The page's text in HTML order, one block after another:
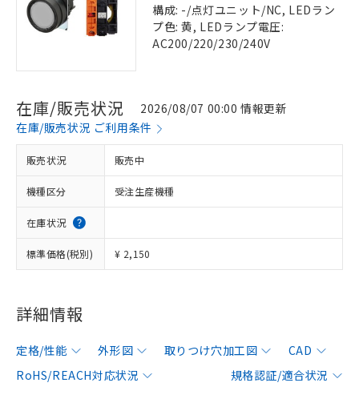
構成: -/点灯ユニット/NC, LEDラン
プ色: 黄, LEDランプ電圧:
AC200/220/230/240V
在庫/販売状況
2026/08/07 00:00 情報更新
在庫/販売状況 ご利用条件
販売状況 販売中
機種区分 受注生産機種
在庫状況
標準価格(税別) ¥ 2,150
詳細情報
定格/性能 外形図 取りつけ穴加工図
CAD
RoHS/REACH対応状況
規格認証/適合状況